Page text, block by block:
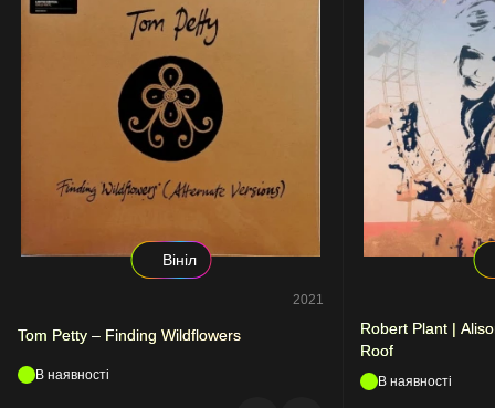
Вініл
2021
Tom Petty – Finding Wildflowers
В наявності
Robert Plant |
Roof
В наявності